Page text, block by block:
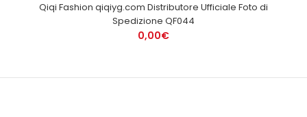
Qiqi Fashion qiqiyg.com Distributore Ufficiale Foto di
Spedizione QF044
0,00€